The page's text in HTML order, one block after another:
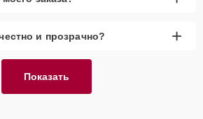
и прозрачно? +
Показать